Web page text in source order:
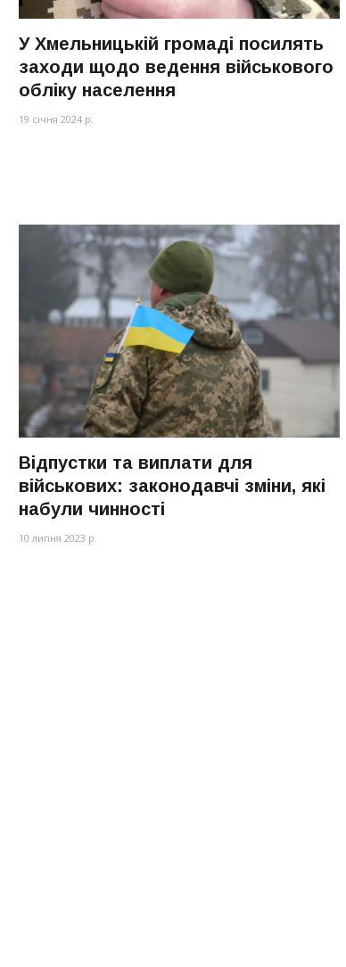
У Хмельницькій громаді посилять
заходи щодо ведення військового
обліку населення
19 січня 2024 р.
Відпустки та виплати для
військових: законодавчі зміни, які
набули чинності
10 липня 2023 р.